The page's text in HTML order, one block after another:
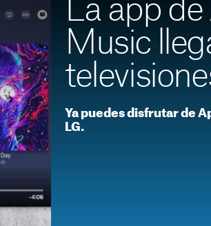
La app
Music
Ya puedes disfrutar de
LG.